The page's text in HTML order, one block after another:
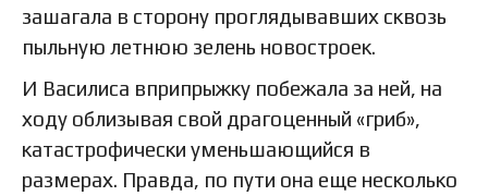
зашагала в сторону проглядывавших сквозь
пыльную летнюю зелень новостроек.
И Василиса вприпрыжку побежала за ней, на
ходу облизывая свой драгоценный «гриб»,
катастрофически уменьшающийся в
размерах. Правда, по пути она еще несколько